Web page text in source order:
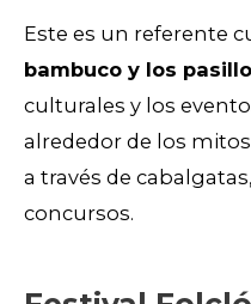
Este es un referente
bambuco y los
culturales y los
alrededor de los
a través de
concursos.